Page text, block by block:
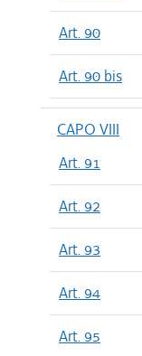
Art. 90
Art. 90 bis
CAPO VIII
Art. 91
Art. 92
Art. 93
Art. 94
Art. 95